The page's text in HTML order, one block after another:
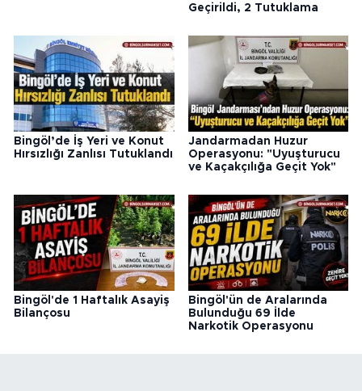
Geçirildi, 2 Tutuklama
Bingöl’de İş Yeri ve Konut
Hırsızlığı Zanlısı Tutuklandı
Jandarmadan Huzur
Operasyonu: "Uyuşturucu
ve Kaçakçılığa Geçit Yok"
Bingöl'de 1 Haftalık Asayiş
Bilançosu
Bingöl'ün de Aralarında
Bulunduğu 69 İlde
Narkotik Operasyonu